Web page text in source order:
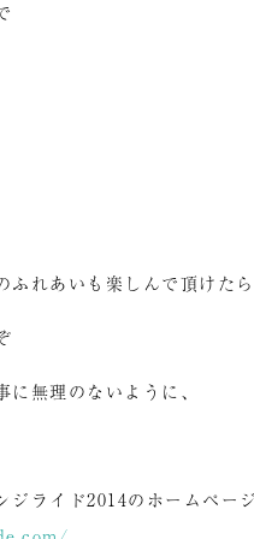
ふれあいも楽しんで頂けた
無理のないように、
ライド2014のホームページ